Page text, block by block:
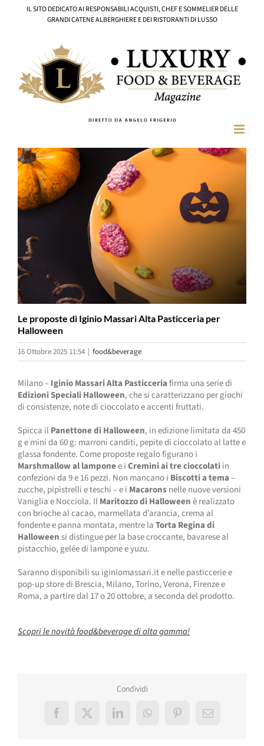
IL SITO DEDICATO AI RESPONSABILI ACQUISTI, CHEF E SOMMELIER DELLE
GRANDI CATENE ALBERGHIERE E DEI RISTORANTI DI LUSSO
Ingrandisci
immagine
Le proposte di Iginio Massari Alta Pasticceria per
Halloween
16 Ottobre 2025 11:54 | food&beverage
Milano –Iginio Massari Alta Pasticceriafirma una serie di
Edizioni Speciali Halloween, che si caratterizzano per giochi
di consistenze, note di cioccolato e accenti fruttati.
Spicca il Panettone di Halloween, in edizione limitata da 450
g e mini da 60 g: marroni canditi, pepite di cioccolato al latte e
glassa fondente. Come proposte regalo figurano i
Marshmallow al lamponee iCremini ai tre cioccolatiin
confezioni da 9 e 16 pezzi. Non mancano i Biscotti a tema–
zucche, pipistrelli e teschi – e i Macaronsnelle nuove versioni
Vaniglia e Nocciola. Il Maritozzo di Halloweenè realizzato
con brioche al cacao, marmellata d’arancia, crema al
fondente e panna montata, mentre laTorta Regina di
Halloweensi distingue per la base croccante, bavarese al
pistacchio, gelée di lampone e yuzu.
Saranno disponibili su iginiomassari.it e nelle pasticcerie e
pop-up store di Brescia, Milano, Torino, Verona, Firenze e
Roma, a partire dal 17 o 20 ottobre, a seconda del prodotto.
Scopri le novità food&beverage di alta gamma!
Condividi
Facebook
X LinkedInWhatsAppPinterestEmail